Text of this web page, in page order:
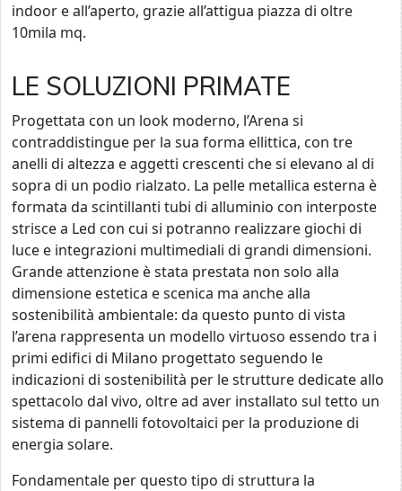
indoor e all’aperto, grazie all’attigua piazza di oltre
10mila mq.
LE SOLUZIONI PRIMATE
Progettata con un look moderno, l’Arena si
contraddistingue per la sua forma ellittica, con tre
anelli di altezza e aggetti crescenti che si elevano al di
sopra di un podio rialzato. La pelle metallica esterna è
formata da scintillanti tubi di alluminio con interposte
strisce a Led con cui si potranno realizzare giochi di
luce e integrazioni multimediali di grandi dimensioni.
Grande attenzione è stata prestata non solo alla
dimensione estetica e scenica ma anche alla
sostenibilità ambientale: da questo punto di vista
l’arena rappresenta un modello virtuoso essendo tra i
primi edifici di Milano progettato seguendo le
indicazioni di sostenibilità per le strutture dedicate allo
spettacolo dal vivo, oltre ad aver installato sul tetto un
sistema di pannelli fotovoltaici per la produzione di
energia solare.
Fondamentale per questo tipo di struttura la